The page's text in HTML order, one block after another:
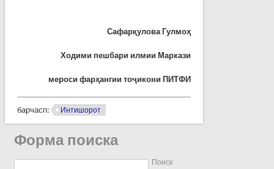
Сафарқулова Гулмоҳ
Ходими пешбари илмии Маркази
мероси фарҳангии тоҷикони ПИТФИ
барчасп: Интишорот
Форма поиска
Поиск